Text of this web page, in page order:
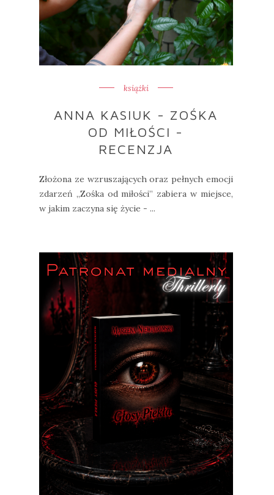
książki
ANNA KASIUK - ZOŚKA
OD MIŁOŚCI -
RECENZJA
Złożona ze wzruszających oraz pełnych emocji
zdarzeń „Zośka od miłości” zabiera w miejsce,
w jakim zaczyna się życie - ...